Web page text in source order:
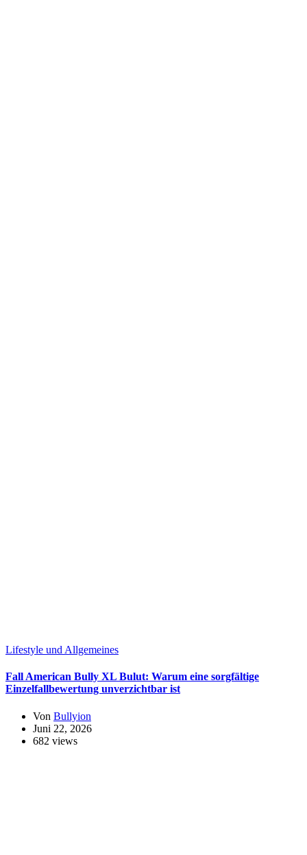
Lifestyle und Allgemeines
Fall American Bully XL Bulut: Warum eine sorgfältige
Einzelfallbewertung unverzichtbar ist
Von Bullyion
Juni 22, 2026
682 views